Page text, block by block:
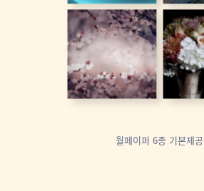
월페이퍼 6종 기본제공